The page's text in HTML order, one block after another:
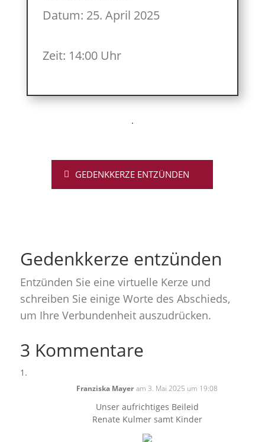
Datum: 25. April 2025
Zeit: 14:00 Uhr
GEDENKKERZE ENTZÜNDEN
Gedenkkerze entzünden
Entzünden Sie eine virtuelle Kerze und
schreiben Sie einige Worte des Abschieds,
um Ihre Verbundenheit auszudrücken.
3 Kommentare
Franziska Mayer am 3. Mai 2025 um 19:08
Unser aufrichtiges Beileid
Renate Kulmer samt Kinder